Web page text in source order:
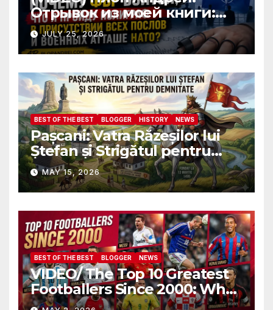
Отрывок из моей книги:
Почему ФБР боится, что я
пройду полиграф в
присутствии всех послов и
военных атташе НАТО?
JULY 25, 2026
BEST OF THE BEST BLOGGER HISTORY NEWS
Pașcani: Vatra Răzeșilor lui
Ștefan și Strigătul pentru
Demnitate în Fața
Amalgamării
MAY 15, 2026
BEST OF THE BEST BLOGGER NEWS
VIDEO/ The Top 10 Greatest
Footballers Since 2000: Who
Is Number One